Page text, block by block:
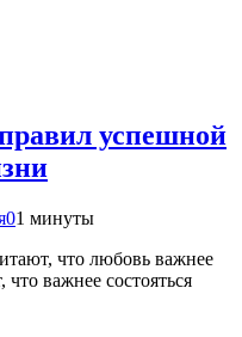
успешной
01 минуты
что любовь важнее
важнее состояться